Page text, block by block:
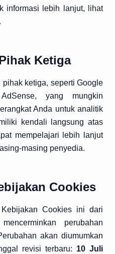
informasi lebih lanjut, lihat
Ketiga
ketiga, seperti Google
yang mungkin
Anda untuk analitik
kendali langsung atas
mempelajari lebih lanjut
masing penyedia.
Cookies
Cookies ini dari
perubahan
akan diumumkan
revisi terbaru: 10 Juli